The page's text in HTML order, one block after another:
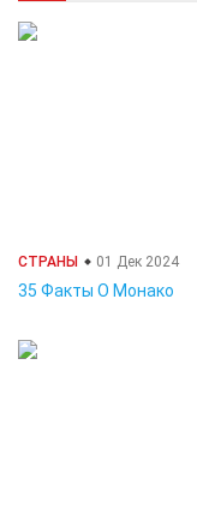
СТРАНЫ 01 Дек 2024
35 Факты О Монако